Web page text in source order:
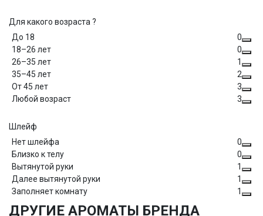
Для какого возраста ?
До 18
0
18–26 лет
0
26–35 лет
1
35–45 лет
2
От 45 лет
3
Любой возраст
3
Шлейф
Нет шлейфа
0
Близко к телу
0
Вытянутой руки
1
Далее вытянутой руки
1
Заполняет комнату
1
ДРУГИЕ АРОМАТЫ БРЕНДА